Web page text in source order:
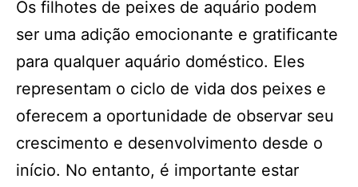
Os filhotes de peixes de aquário podem
ser uma adição emocionante e gratificante
para qualquer aquário doméstico. Eles
representam o ciclo de vida dos peixes e
oferecem a oportunidade de observar seu
crescimento e desenvolvimento desde o
início. No entanto, é importante estar